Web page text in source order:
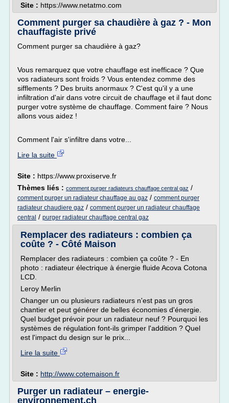
Site : https://www.netatmo.com
Comment purger sa chaudière à gaz ? - Mon
chauffagiste privé
Comment purger sa chaudière à gaz?
Vous remarquez que votre chauffage est inefficace ? Que
vos radiateurs sont froids ? Vous entendez comme des
sifflements ? Des bruits anormaux ? C'est qu'il y a une
infiltration d'air dans votre circuit de chauffage et il faut donc
purger votre système de chauffage. Comment faire ? Nous
allons vous aidez !
Comment l'air s'infiltre dans votre...
Lire la suite
Site : https://www.proxiserve.fr
Thèmes liés : comment purger radiateurs chauffage central gaz /
comment purger un radiateur chauffage au gaz / comment purger
radiateur chaudiere gaz / comment purger un radiateur chauffage
central / purger radiateur chauffage central gaz
Remplacer des radiateurs : combien ça
coûte ? - Côté Maison
Remplacer des radiateurs : combien ça coûte ? - En
photo : radiateur électrique à énergie fluide Acova Cotona
LCD.
Leroy Merlin
Changer un ou plusieurs radiateurs n'est pas un gros
chantier et peut générer de belles économies d'énergie.
Quel budget prévoir pour un radiateur neuf ? Pourquoi les
systèmes de régulation font-ils grimper l'addition ? Quel
est l'impact du design sur le prix...
Lire la suite
Site : http://www.cotemaison.fr
Purger un radiateur – energie-
environnement.ch